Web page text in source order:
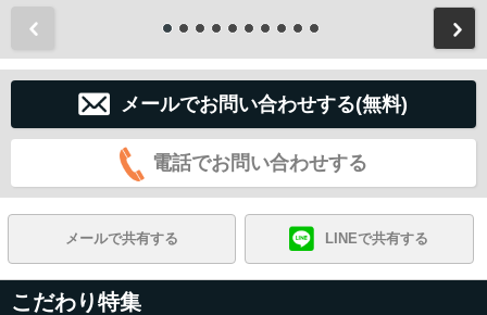
メールでお問い合わせする(無料)
電話でお問い合わせする
メールで共有する LINEで共有する
こだわり特集